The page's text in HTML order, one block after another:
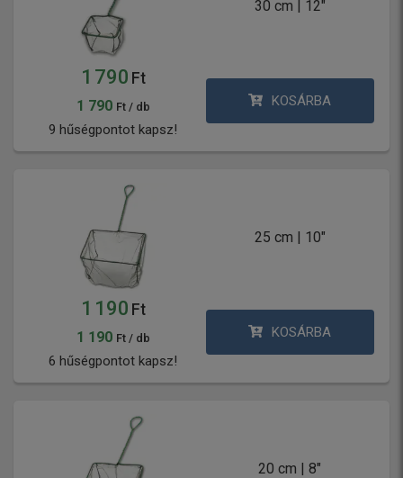
30 cm | 12"
1 790 Ft
1 790 Ft / db
9 hűségpontot kapsz!
KOSÁRBA
25 cm | 10"
1 190 Ft
1 190 Ft / db
6 hűségpontot kapsz!
KOSÁRBA
20 cm | 8"